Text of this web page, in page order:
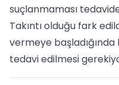
suçlanmaması
Takıntı olduğu fark
vermeye
tedavi edilmesi